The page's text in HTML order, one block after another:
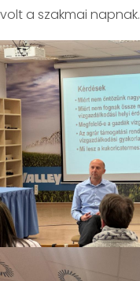
volt a szakmai napnak.